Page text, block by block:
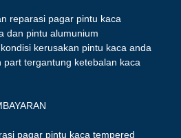
reparasi pagar pintu kaca
dan pintu alumunium
kerusakan pintu kaca anda
tergantung ketebalan kaca
pagar pintu kaca tempered